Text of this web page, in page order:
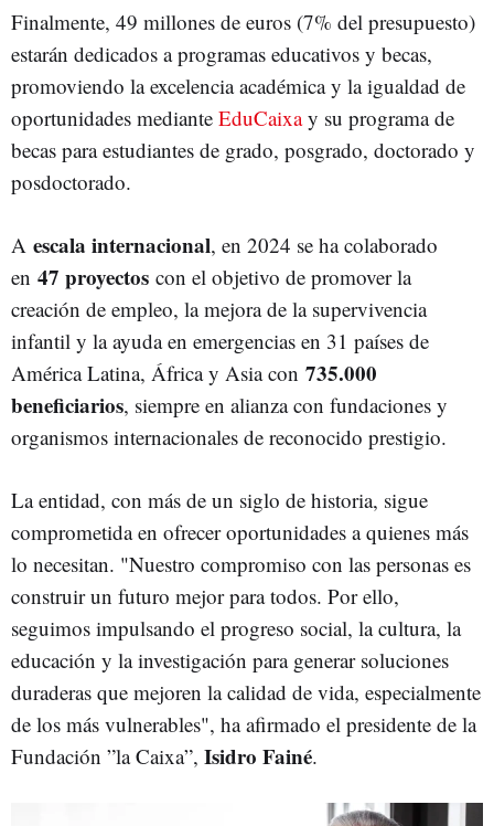
Finalmente, 49 millones de euros (7% del presupuesto)
estarán dedicados a programas educativos y becas,
promoviendo la excelencia académica y la igualdad de
oportunidades mediante EduCaixay su programa de
becas para estudiantes de grado, posgrado, doctorado y
posdoctorado.
A escala internacional, en 2024 se ha colaborado
en 47 proyectos con el objetivo de promover la
creación de empleo, la mejora de la supervivencia
infantil y la ayuda en emergencias en 31 países de
América Latina, África y Asia con 735.000
beneficiarios, siempre en alianza con fundaciones y
organismos internacionales de reconocido prestigio.
La entidad, con más de un siglo de historia, sigue
comprometida en ofrecer oportunidades a quienes más
lo necesitan. "Nuestro compromiso con las personas es
construir un futuro mejor para todos. Por ello,
seguimos impulsando el progreso social, la cultura, la
educación y la investigación para generar soluciones
duraderas que mejoren la calidad de vida, especialmente
de los más vulnerables", ha afirmado el presidente de la
Fundación ”la Caixa”, Isidro Fainé.